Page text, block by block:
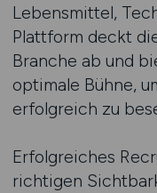
Lebensmittel,
Plattform deckt
Branche ab und
optimale Bühne,
erfolgreich zu
Erfolgreiches
richtigen